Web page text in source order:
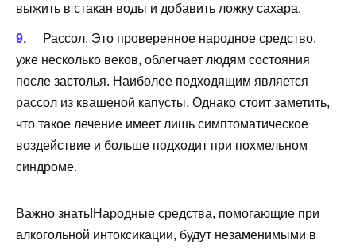
выжить в стакан воды и добавить ложку сахара.
Рассол. Это проверенное народное средство,
уже несколько веков, облегчает людям состояния
после застолья. Наиболее подходящим является
рассол из квашеной капусты. Однако стоит заметить,
что такое лечение имеет лишь симптоматическое
воздействие и больше подходит при похмельном
синдроме.
Важно знать!Народные средства, помогающие при
алкогольной интоксикации, будут незаменимыми в